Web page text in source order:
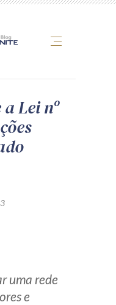
de Dados
Lei nº
uma rede
e